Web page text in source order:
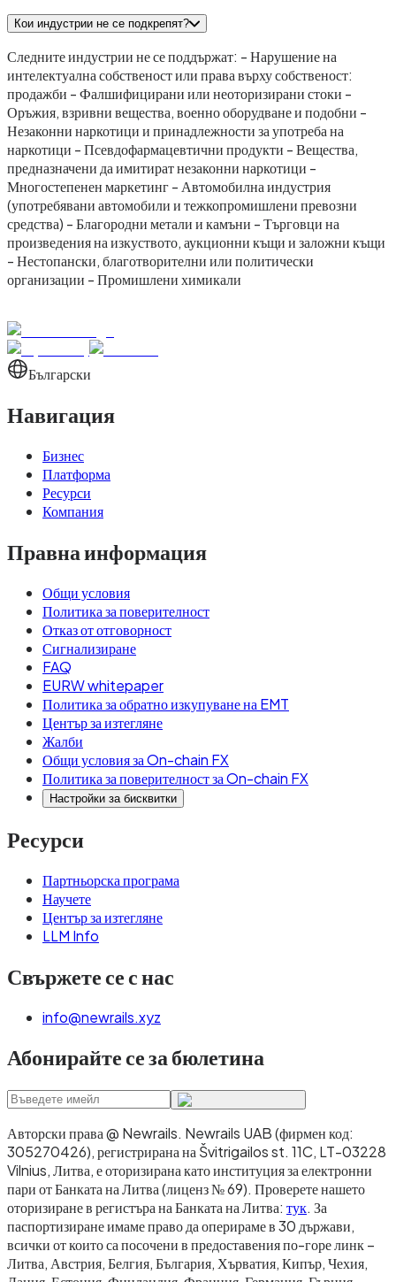
Кои индустрии не се подкрепят?
Следните индустрии не се поддържат: - Нарушение на
интелектуална собственост или права върху собственост:
продажби - Фалшифицирани или неоторизирани стоки -
Оръжия, взривни вещества, военно оборудване и подобни -
Незаконни наркотици и принадлежности за употреба на
наркотици - Псевдофармацевтични продукти - Вещества,
предназначени да имитират незаконни наркотици -
Многостепенен маркетинг - Автомобилна индустрия
(употребявани автомобили и тежкопромишлени превозни
средства) - Благородни метали и камъни - Търговци на
произведения на изкуството, аукционни къщи и заложни къщи
- Нестопански, благотворителни или политически
организации - Промишлени химикали
Български
Навигация
Бизнес
Платформа
Ресурси
Компания
Правна информация
Общи условия
Политика за поверителност
Отказ от отговорност
Сигнализиране
FAQ
EURW whitepaper
Политика за обратно изкупуване на EMT
Център за изтегляне
Жалби
Общи условия за On-chain FX
Политика за поверителност за On-chain FX
Настройки за бисквитки
Ресурси
Партньорска програма
Научете
Център за изтегляне
LLM Info
Свържете се с нас
info@newrails.xyz
Абонирайте се за бюлетина
Авторски права @ Newrails. Newrails UAB (фирмен код:
305270426), регистрирана на Švitrigailos st. 11C, LT-03228
Vilnius, Литва, е оторизирана като институция за електронни
пари от Банката на Литва (лиценз № 69). Проверете нашето
оторизиране в регистъра на Банката на Литва: тук. За
паспортизиране имаме право да оперираме в 30 държави,
всички от които са посочени в предоставения по-горе линк –
Литва, Австрия, Белгия, България, Хърватия, Кипър, Чехия,